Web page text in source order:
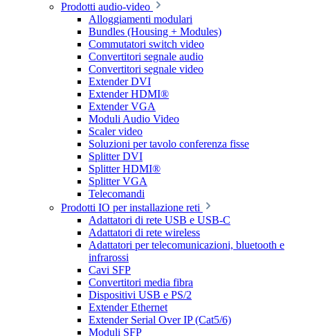
Prodotti audio-video
Alloggiamenti modulari
Bundles (Housing + Modules)
Commutatori switch video
Convertitori segnale audio
Convertitori segnale video
Extender DVI
Extender HDMI®
Extender VGA
Moduli Audio Video
Scaler video
Soluzioni per tavolo conferenza fisse
Splitter DVI
Splitter HDMI®
Splitter VGA
Telecomandi
Prodotti IO per installazione reti
Adattatori di rete USB e USB-C
Adattatori di rete wireless
Adattatori per telecomunicazioni, bluetooth e
infrarossi
Cavi SFP
Convertitori media fibra
Dispositivi USB e PS/2
Extender Ethernet
Extender Serial Over IP (Cat5/6)
Moduli SFP